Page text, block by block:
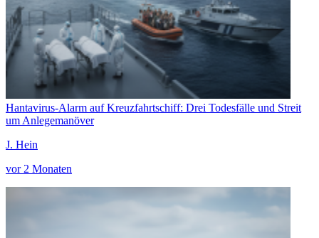
Hantavirus-Alarm auf Kreuzfahrtschiff: Drei Todesfälle und Streit
um Anlegemanöver
J. Hein
vor 2 Monaten